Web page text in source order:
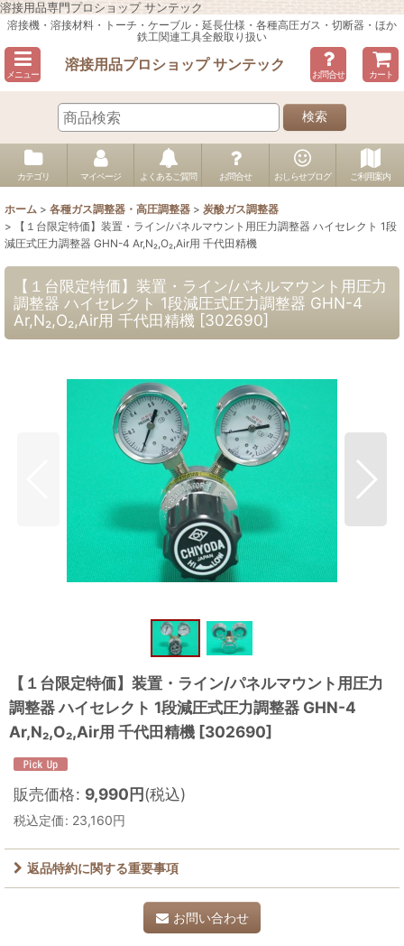
溶接用品専門プロショップ サンテック
溶接機・溶接材料・トーチ・ケーブル・延長仕様・各種高圧ガス・切断器・ほか
鉄工関連工具全般取り扱い
メニュー
溶接用品プロショップ サンテック
お問合せ カート
検索
カテゴリ マイページ よくあるご質問 お問合せ おしらせブログ ご利用案内
ホーム > 各種ガス調整器・高圧調整器 > 炭酸ガス調整器
>
【１台限定特価】装置・ライン/パネルマウント用圧力調整器 ハイセレクト 1段
減圧式圧力調整器 GHN-4 Ar,N₂,O₂,Air用 千代田精機
【１台限定特価】装置・ライン/パネルマウント用圧力
調整器 ハイセレクト 1段減圧式圧力調整器 GHN-4
Ar,N₂,O₂,Air用 千代田精機 [302690]
【１台限定特価】装置・ライン/パネルマウント用圧力
調整器 ハイセレクト 1段減圧式圧力調整器 GHN-4
Ar,N₂,O₂,Air用 千代田精機 [302690]
販売価格: 9,990円(税込)
税込定価: 23,160円
返品特約に関する重要事項
お問い合わせ